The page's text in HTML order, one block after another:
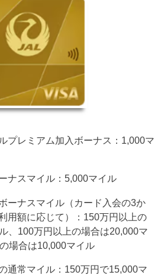
プレミアム加入ボーナス：1,000マ
ナスマイル：5,000マイル
ーナスマイル（カード入会の3か
用額に応じて）：150万円以上の
、100万円以上の場合は20,000マ
場合は10,000マイル
通常マイル：150万円で15,000マ